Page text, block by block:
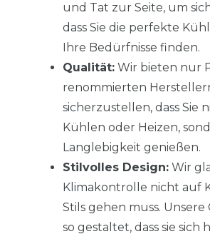
und Tat zur Seite, um
dass Sie die perfekte
Ihre Bedürfnisse finden.
Qualität: Wir bieten nur
renommierten
sicherzustellen, dass Sie
Kühlen oder Heizen,
Langlebigkeit genießen.
Stilvolles Design: Wir
Klimakontrolle nicht auf
Stils gehen muss. Unsere
so gestaltet, dass sie sich